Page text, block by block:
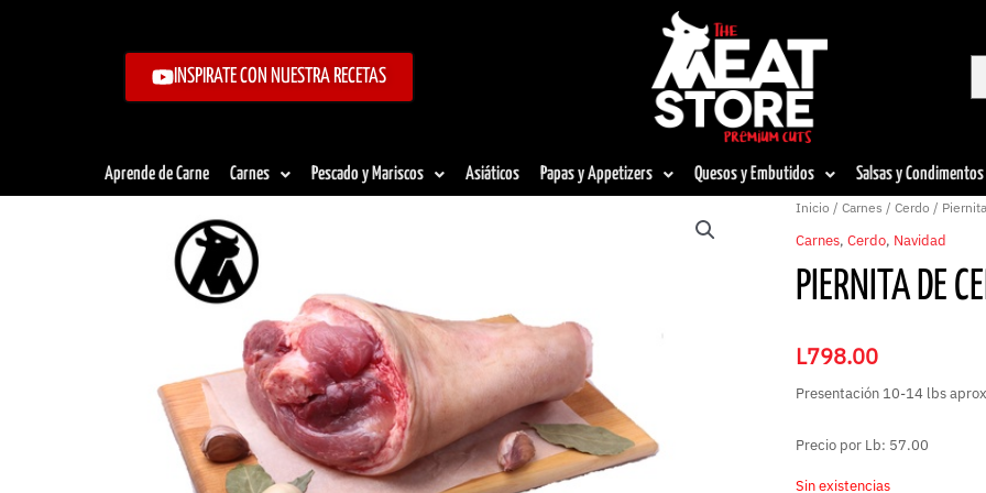
INSPIRATE CON NUESTRA RECETAS
Aprende de Carne Carnes Pescado y Mariscos Asiáticos Papas y Appetizers Quesos y Embutidos Salsas y Condimentos
Inicio /Carnes /Cerdo /
Carnes,Cerdo, Navidad
PIERNITA DE
L798.00
Presentación 10-14 lbs
Precio por Lb: 57.00
Sin existencias